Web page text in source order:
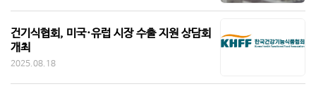
건기식협회, 미국·유럽 시장 수출 지원 상담회
개최
2025.08.18